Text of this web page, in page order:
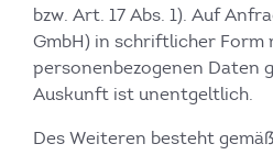
bzw. Art. 17 Abs. 1). Auf
GmbH) in schriftlicher Form
personenbezogenen Daten
Auskunft ist unentgeltlich.
Des Weiteren besteht